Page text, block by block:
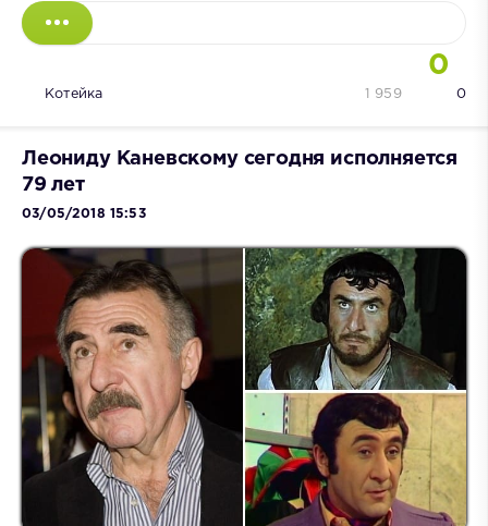
0
Котейка 0
1 959
Леониду Каневскому сегодня исполняется
79 лет
03/05/2018 15:53